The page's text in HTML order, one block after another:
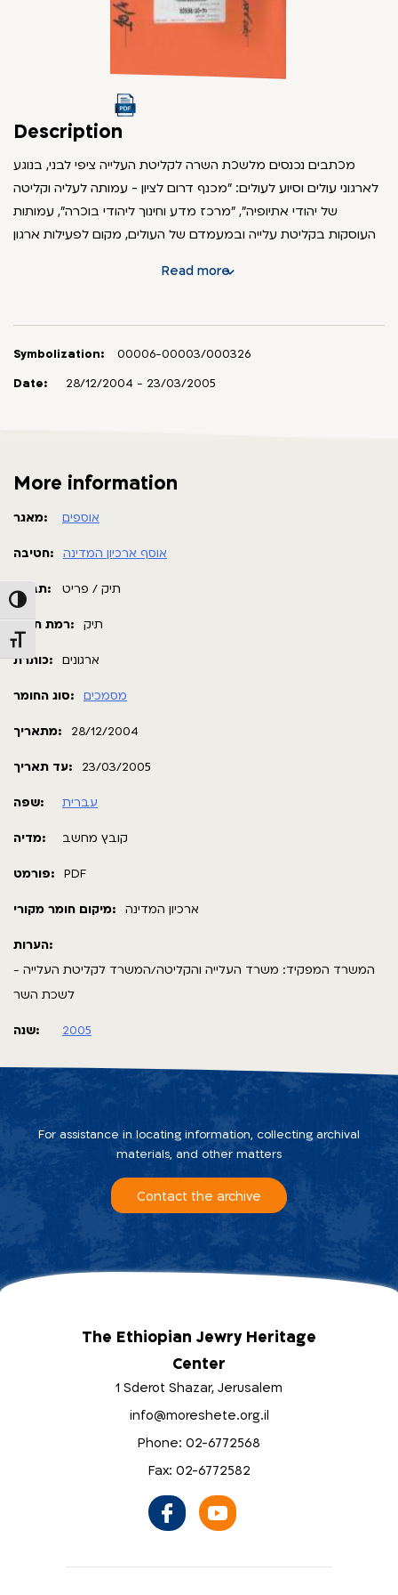
Toggle High Contrast
Toggle Font size
Description
מכתבים נכנסים מלשכת השרה לקליטת העלייה ציפי לבני, בנוגע
לארגוני עולים וסיוע לעולים: "מכנף דרום לציון - עמותה לעליה וקליטה
של יהודי אתיופיה", "מרכז מדע וחינוך ליהודי בוכרה", עמותות
העוסקות בקליטת עלייה ובמעמדם של העולים, מקום לפעילות ארגון
בישראל, ניהול בלתי תקין ביישום תכנית פל"א באשדוד ועוד. הושחרו
לשנת 2075.
Read more
Symbolization:
00006-00003/000326
Date:
28/12/2004 - 23/03/2005
More information
מאגר: אוספים
חטיבה: אוסף ארכיון המדינה
תבנית: תיק / פריט
רמת תאור: תיק
כותרת: ארגונים
סוג החומר: מסמכים
מתאריך: 28/12/2004
עד תאריך: 23/03/2005
שפה: עברית
מדיה: קובץ מחשב
פורמט: PDF
מיקום חומר מקורי: ארכיון המדינה
הערות:
המשרד המפקיד: משרד העלייה והקליטה/המשרד לקליטת העלייה -
לשכת השר
שנה: 2005
For assistance in locating information, collecting archival
materials, and other matters
Contact the archive
The Ethiopian Jewry Heritage
Center
1 Sderot Shazar, Jerusalem
info@moreshete.org.il
Phone: 02-6772568
Fax: 02-6772582